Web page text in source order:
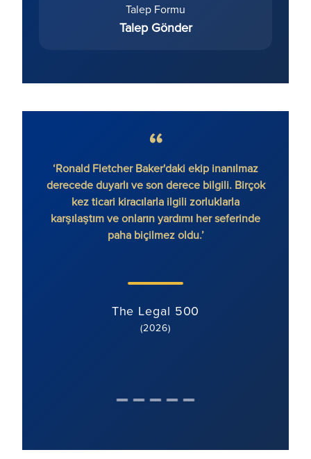
Talep Formu
Talep Gönder
‘Ronald Fletcher Baker'daki ekip inanılmaz
derecede duyarlı ve son derece bilgili. Birçok
kez ticari kiracılarla ilgili zorluklarla
karşılaştım ve onların yardımı her seferinde
paha biçilmez oldu.’
The Legal 500
(2026)